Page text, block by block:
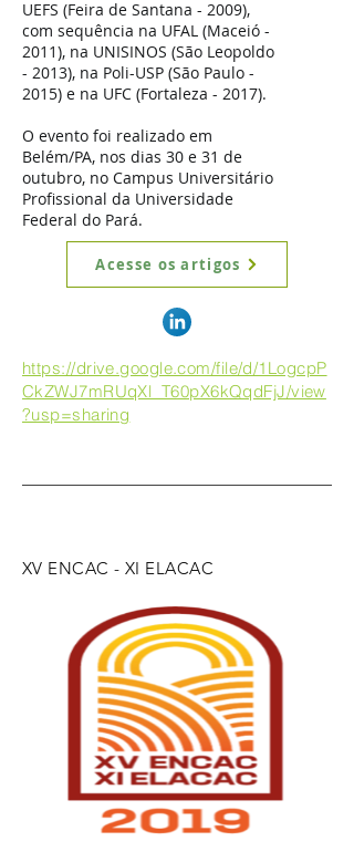
UEFS (Feira de Santana - 2009),
com sequência na UFAL (Maceió -
2011), na UNISINOS (São Leopoldo
- 2013), na Poli-USP (São Paulo -
2015) e na UFC (Fortaleza - 2017).
O evento foi realizado em
Belém/PA, nos dias 30 e 31 de
outubro, no Campus Universitário
Profissional da Universidade
Federal do Pará.
Acesse os artigos
https://drive.google.com/file/d/1LogcpP
CkZWJ7mRUqXl_T60pX6kQqdFjJ/view
?usp=sharing
XV ENCAC - XI ELACAC